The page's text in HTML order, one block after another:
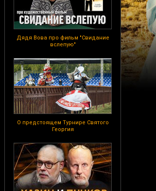
Дядя Вова про фильм "Свидание
вслепую"
О предстоящем Турнире Святого
Георгия